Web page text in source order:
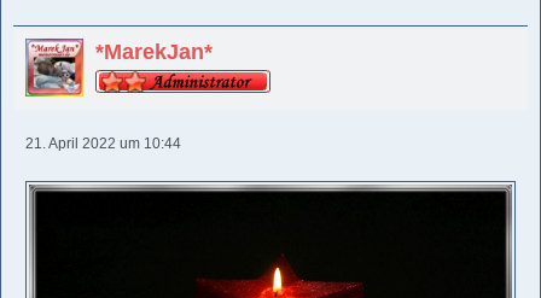
*MarekJan*
21. April 2022 um 10:44